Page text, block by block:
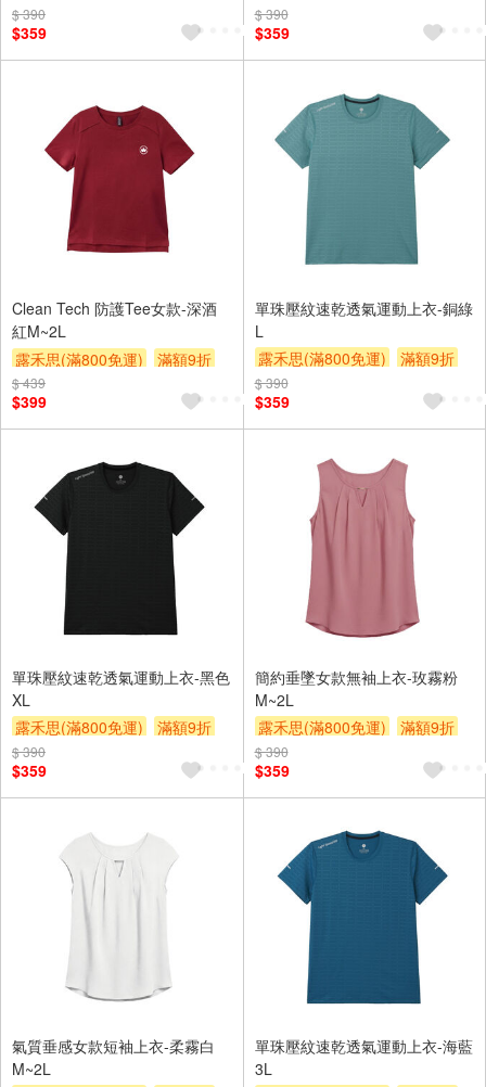
贈$200
$ 390
$359
贈$200
$ 390
$359
Clean Tech 防護Tee女款-深酒
紅M~2L
露禾思(滿800免運)
滿額9折
贈$200
$ 439
$399
單珠壓紋速乾透氣運動上衣-銅綠
L
露禾思(滿800免運)
滿額9折
贈$200
$ 390
$359
單珠壓紋速乾透氣運動上衣-黑色
XL
露禾思(滿800免運)
滿額9折
贈$200
$ 390
$359
簡約垂墜女款無袖上衣-玫霧粉
M~2L
露禾思(滿800免運)
滿額9折
贈$200
$ 390
$359
氣質垂感女款短袖上衣-柔霧白
M~2L
單珠壓紋速乾透氣運動上衣-海藍
3L